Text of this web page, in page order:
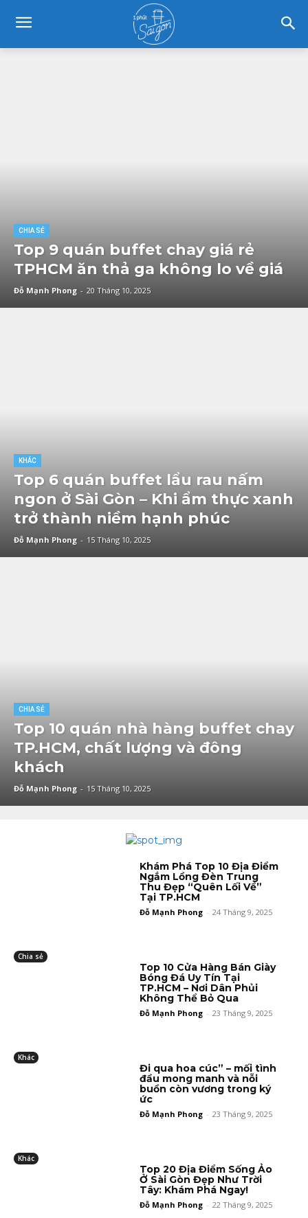
CHIA SẺ
Top 9 quán buffet chay giá rẻ
TPHCM ăn thả ga không lo về giá
Đỗ Mạnh Phong - 20 Tháng 10, 2025
KHÁC
Top 6 quán buffet lẩu rau nấm
ngon ở Sài Gòn – Khi ẩm thực xanh
trở thành niềm hạnh phúc
Đỗ Mạnh Phong - 15 Tháng 10, 2025
CHIA SẺ
Top 10 quán nhà hàng buffet chay
TP.HCM, chất lượng và đông
khách
Đỗ Mạnh Phong - 15 Tháng 10, 2025
Chia sẻ
Khám Phá Top 10 Địa Điểm
Ngắm Lồng Đèn Trung
Thu Đẹp “Quên Lối Về”
Tại TP.HCM
Đỗ Mạnh Phong - 24 Tháng 9, 2025
Khác
Top 10 Cửa Hàng Bán Giày
Bóng Đá Uy Tín Tại
TP.HCM – Nơi Dân Phủi
Không Thể Bỏ Qua
Đỗ Mạnh Phong - 23 Tháng 9, 2025
Khác
Đi qua hoa cúc” – mối tình
đầu mong manh và nỗi
buồn còn vương trong ký
ức
Đỗ Mạnh Phong - 23 Tháng 9, 2025
Top 20 Địa Điểm Sống Ảo
Ở Sài Gòn Đẹp Như Trời
Tây: Khám Phá Ngay!
Đỗ Mạnh Phong - 22 Tháng 9, 2025